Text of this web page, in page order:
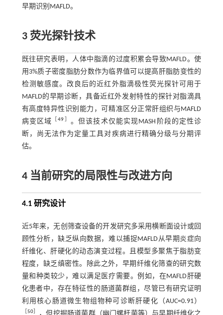
早期识别MAFLD。
3 荧光探针技术
既往研究表明，人体中脂滴的过度积累会导致MAFLD。使
用3%质子密度脂肪分数作为临界值可以提高肝脂肪变性的
检测敏感度。改良后的近红外脂滴极性荧光探针可用于
MAFLD的早期诊断，具备近红外发射特性的探针对脂滴具
有高度特异性识别能力，可精准区分正常肝组织与MAFLD
病变区域
［49
。但该技术仅能实现MASH阶段的定性诊
断，尚无法作为定量工具对疾病进行精确分级与分期评
估。
4 当前研究的局限性与改进方向
4.1 研究设计
近5年来，无创筛查设备的开发研究多采用横断面设计或回
顾性分析，缺乏纵向数据，难以捕捉MAFLD从早期炎症向
纤维化、肝硬化的动态演变过程。且模型多聚焦于脂肪变
程度，缺乏缜密性。除此之外，早期纤维化筛查的研究数
量和种类较少，难以满足医疗需要。例如，在MAFLD肝硬
化患者中，存在特征性的肠道菌群组，尽管已有研究证明
利用核心肠道微生物组物种可诊断肝硬化（AUC=0.91）
50］